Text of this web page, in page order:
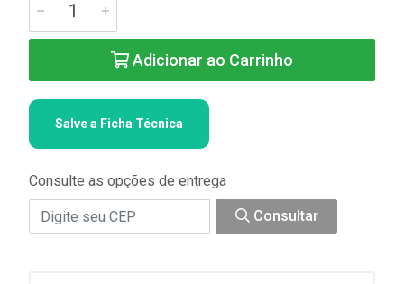
Adicionar ao Carrinho
Salve a Ficha Técnica
Consulte as opções de entrega
Consultar